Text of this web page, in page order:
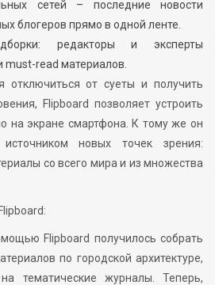
сетей – последние новости
блогеров прямо в одной ленте.
редакторы и эксперты
read материалов.
отключиться от суеты и получить
Flipboard позволяет устроить
на экране смартфона. К тому же он
источником новых точек зрения:
со всего мира и из множества
Flipboard получилось собрать
по городской архитектуре,
тематические журналы. Теперь,